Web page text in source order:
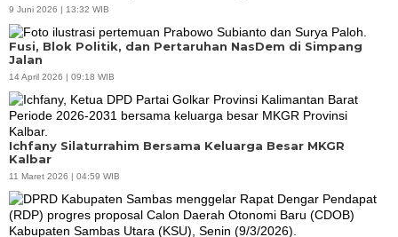
9 Juni 2026 | 13:32 WIB
Fusi, Blok Politik, dan Pertaruhan NasDem di Simpang
Jalan
14 April 2026 | 09:18 WIB
Ichfany Silaturrahim Bersama Keluarga Besar MKGR
Kalbar
11 Maret 2026 | 04:59 WIB